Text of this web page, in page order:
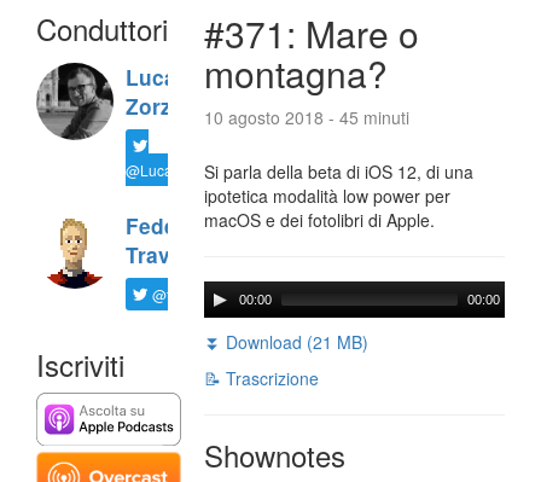
Conduttori
Luca
Zorzi
@LucaTNT
Federico
Travaini
@ftrava
Iscriviti
#371: Mare o
montagna?
10 agosto 2018 - 45 minuti
Si parla della beta di iOS 12, di una
ipotetica modalità low power per
macOS e dei fotolibri di Apple.
00:00 00:00
⏬ Download (21 MB)
📝 Trascrizione
Shownotes